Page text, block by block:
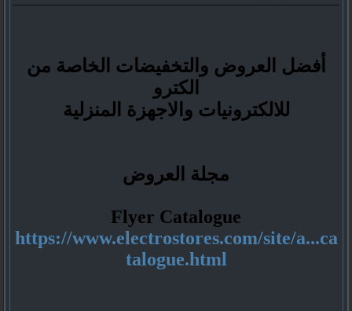
أفضل العروض والتخفيضات الخاصة من
الكترو
للالكترونيات والاجهزة المنزلية
مجلة العروض
Flyer Catalogue
https://www.electrostores.com/site/a...ca
talogue.html